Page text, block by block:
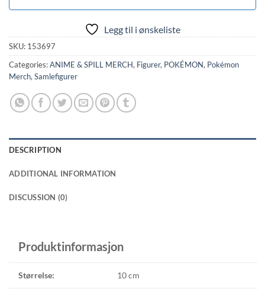
Legg til i ønskeliste
SKU: 153697
Categories:ANIME & SPILL MERCH, Figurer, POKÉMON, Pokémon
Merch, Samlefigurer
DESCRIPTION
ADDITIONAL INFORMATION
DISCUSSION (0)
Produktinformasjon
Størrelse: 10 cm